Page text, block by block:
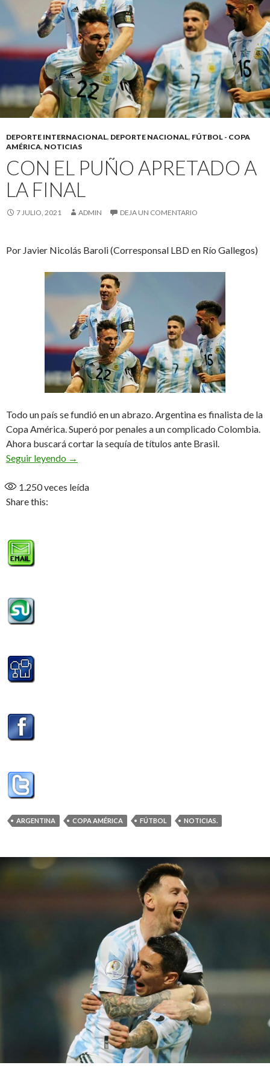
DEPORTE INTERNACIONAL, DEPORTE NACIONAL, FÚTBOL - COPA
AMÉRICA, NOTICIAS
CON EL PUÑO APRETADO A
LA FINAL
7 JULIO, 2021 ADMIN DEJA UN COMENTARIO
Por Javier Nicolás Baroli (Corresponsal LBD en Río Gallegos)
Todo un país se fundió en un abrazo. Argentina es finalista de la
Copa América. Superó por penales a un complicado Colombia.
Ahora buscará cortar la sequía de títulos ante Brasil.
Seguir leyendo Con el puño apretado a la final
→
1.250veces leída
Share this:
ARGENTINA COPA AMÉRICA FÚTBOL NOTICIAS.